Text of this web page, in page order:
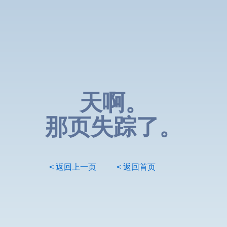
天啊。
那页失踪了。
< 返回上一页 < 返回首页